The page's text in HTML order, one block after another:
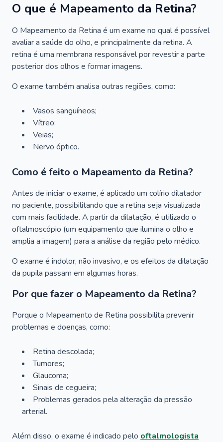
O que é Mapeamento da Retina?
O Mapeamento da Retina é um exame no qual é possível
avaliar a saúde do olho, e principalmente da retina. A
retina é uma membrana responsável por revestir a parte
posterior dos olhos e formar imagens.
O exame também analisa outras regiões, como:
Vasos sanguíneos;
Vítreo;
Veias;
Nervo óptico.
Como é feito o Mapeamento da Retina?
Antes de iniciar o exame, é aplicado um colírio dilatador
no paciente, possibilitando que a retina seja visualizada
com mais facilidade. A partir da dilatação, é utilizado o
oftalmoscópio (um equipamento que ilumina o olho e
amplia a imagem) para a análise da região pelo médico.
O exame é indolor, não invasivo, e os efeitos da dilatação
da pupila passam em algumas horas.
Por que fazer o Mapeamento da Retina?
Porque o Mapeamento de Retina possibilita prevenir
problemas e doenças, como:
Retina descolada;
Tumores;
Glaucoma;
Sinais de cegueira;
Problemas gerados pela alteração da pressão
arterial.
Além disso, o exame é indicado pelo oftalmologista